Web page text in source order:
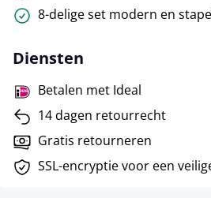
8-delige set modern en
Diensten
Betalen met Ideal
14 dagen retourrecht
Gratis retourneren
SSL-encryptie voor een